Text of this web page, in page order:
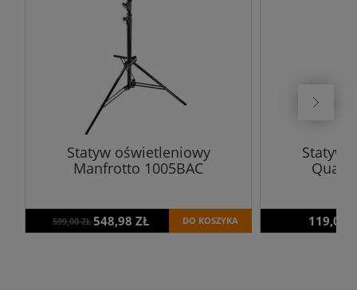
Statyw oświetleniowy
Manfrotto 1005BAC
599,00 ZŁ 548,98 ZŁ DO KOSZYKA
Statyw
119,00